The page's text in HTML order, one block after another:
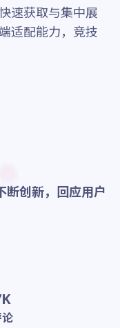
速获取与集中展
适配能力，竞技
断创新，回应用户